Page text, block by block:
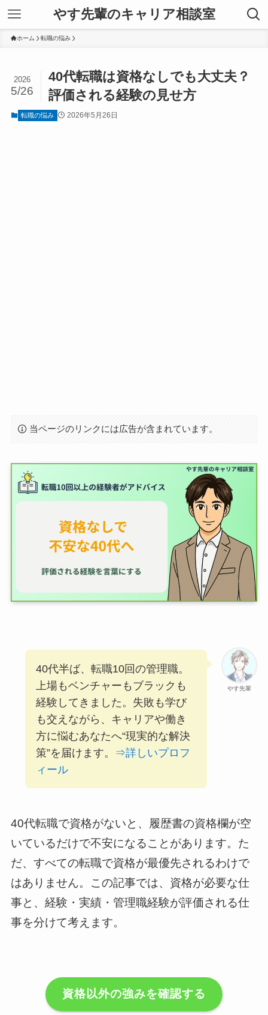
やす先輩のキャリア相談室
ホーム 転職の悩み
40代転職は資格なしでも大丈夫？
評価される経験の見せ方
2026
5/26
転職の悩み 2026年5月26日
当ページのリンクには広告が含まれています。
やす先輩
40代半ば、転職10回の管理職。
上場もベンチャーもブラックも
経験してきました。失敗も学び
も交えながら、キャリアや働き
方に悩むあなたへ“現実的な解決
策”を届けます。
⇒詳しいプロフ
ィール
40代転職で資格がないと、履歴書の資格欄が空
いているだけで不安になることがあります。た
だ、すべての転職で資格が最優先されるわけで
はありません。この記事では、資格が必要な仕
事と、経験・実績・管理職経験が評価される仕
事を分けて考えます。
資格以外の強みを確認する